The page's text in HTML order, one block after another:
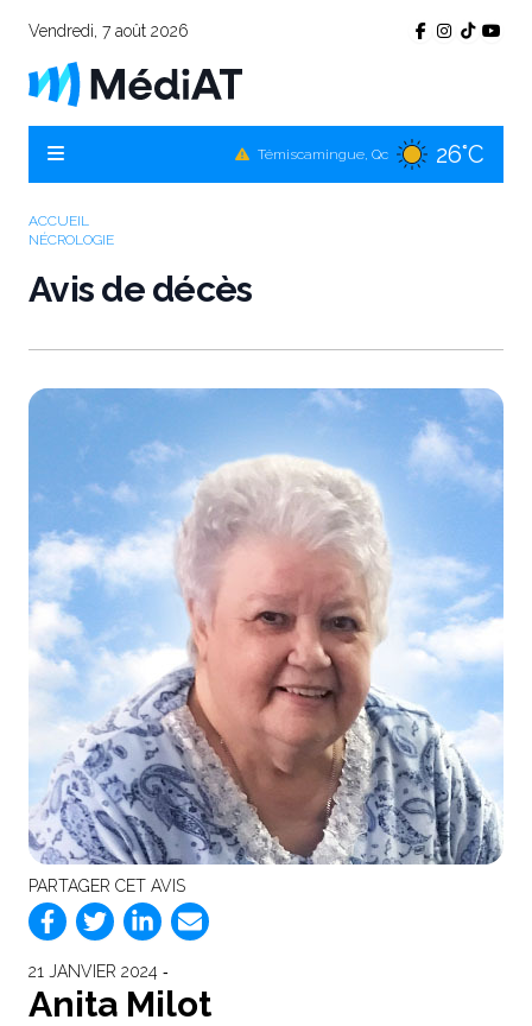
Vendredi, 7 août 2026
26°C
26°C
ACCUEIL
NÉCROLOGIE
Avis de décès
PARTAGER CET AVIS
21 JANVIER 2024 ‐
Anita Milot